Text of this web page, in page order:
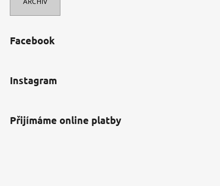
Facebook
Instagram
Přijímáme online platby